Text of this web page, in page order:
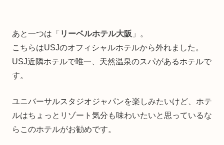
あと一つは「 リーベルホテル大阪 」。
こちらはUSJのオフィシャルホテルから外れました。
USJ近隣ホテルで唯一、天然温泉のスパがあるホテルで
す。
ユニバーサルスタジオジャパンを楽しみたいけど、ホテ
ルはちょっとリゾート気分も味わいたいと思っているな
らこのホテルがお勧めです。